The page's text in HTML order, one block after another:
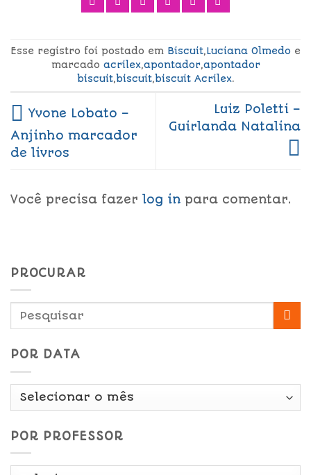
Esse registro foi postado em Biscuit,Luciana Olmedo e
marcado acrilex,apontador,apontador
biscuit,biscuit,biscuit Acrilex.
Yvone Lobato –
Anjinho marcador
de livros
Luiz Poletti –
Guirlanda Natalina
Você precisa fazer log in para comentar.
PROCURAR
POR DATA
Por
POR PROFESSOR